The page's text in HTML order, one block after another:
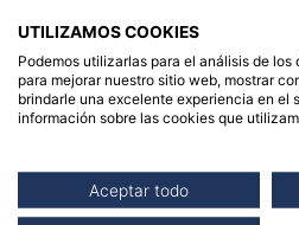
Share
UTILIZAMOS COOKIES
Podemos utilizarlas para el análisis de
para mejorar nuestro sitio web, mostrar
brindarle una excelente experiencia en el
información sobre las cookies que
Aceptar todo